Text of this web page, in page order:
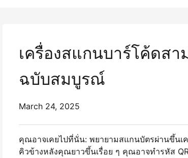
เครื่องสแกนบาร์โค้ดส
ฉบับสมบูรณ์
March 24, 2025
คุณอาจเคยไปที่นั่น: พยายามสแกนบัตรผ่านขึ้นเ
คิวข้างหลังคุณยาวขึ้นเรื่อย ๆ คุณอาจทํารหัส